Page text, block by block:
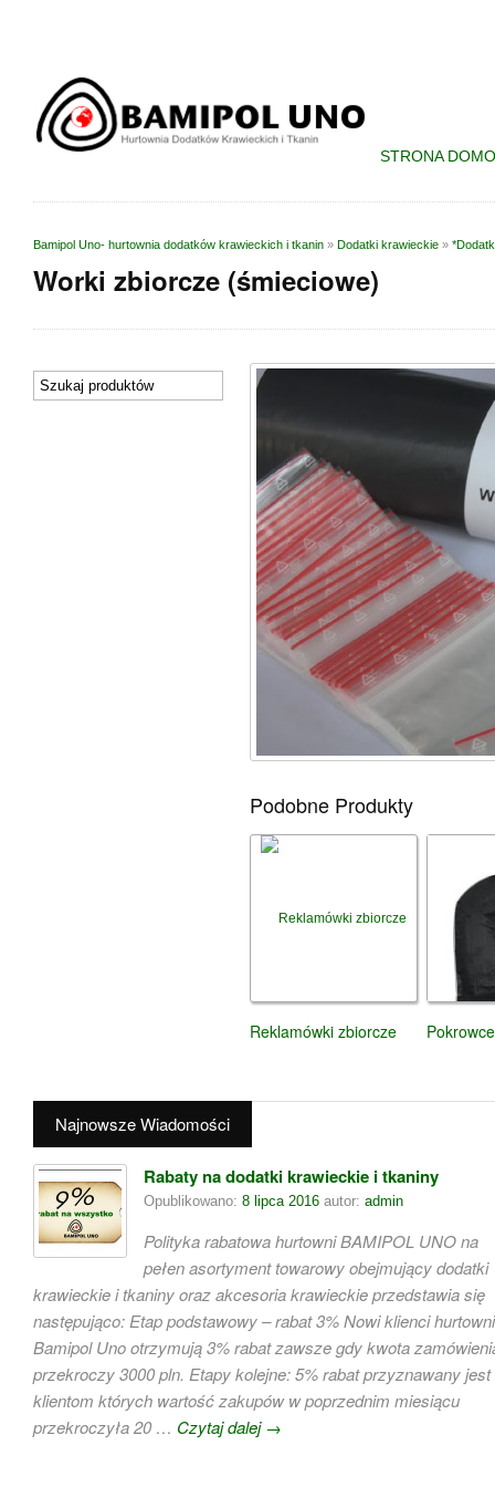
STRONA
Bamipol Uno- hurtownia dodatków krawieckich i tkanin » Dodatki krawieckie »
Worki zbiorcze (śmieciowe)
Podobne Produkty
Reklamówki zbiorcze
Najnowsze Wiadomości
Rabaty na dodatki krawieckie i tkaniny
Opublikowano: 8 lipca 2016 autor: admin
Polityka rabatowa hurtowni BAMIPOL UNO na
pełen asortyment towarowy obejmujący dodatki
krawieckie i tkaniny oraz akcesoria krawieckie przedstawia się
następująco: Etap podstawowy – rabat 3% Nowi klienci hurtowni
Bamipol Uno otrzymują 3% rabat zawsze gdy kwota
przekroczy 3000 pln. Etapy kolejne: 5% rabat przyznawany jest
klientom których wartość zakupów w poprzednim miesiącu
przekroczyła 20 … Czytaj dalej →